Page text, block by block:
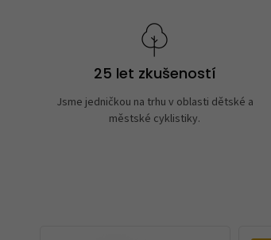
25 let zkušeností
Jsme jedničkou na trhu v oblasti dětské a
městské cyklistiky.